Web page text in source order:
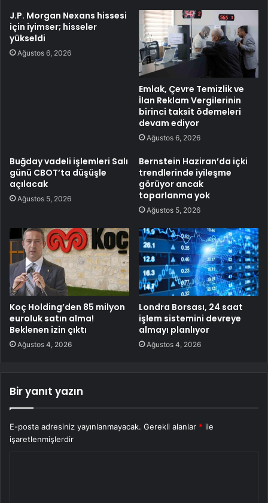
J.P. Morgan Nexans hissesi
için iyimser; hisseler
yükseldi
Ağustos 6, 2026
Emlak, Çevre Temizlik ve
İlan Reklam Vergilerinin
birinci taksit ödemeleri
devam ediyor
Ağustos 6, 2026
Buğday vadeli işlemleri Salı
günü CBOT’ta düşüşle
açılacak
Ağustos 5, 2026
Bernstein Haziran’da içki
trendlerinde iyileşme
görüyor ancak
toparlanma yok
Ağustos 5, 2026
Koç Holding’den 85 milyon
euroluk satın alma!
Beklenen izin çıktı
Ağustos 4, 2026
Londra Borsası, 24 saat
işlem sistemini devreye
almayı planlıyor
Ağustos 4, 2026
Bir yanıt yazın
E-posta adresiniz yayınlanmayacak. Gerekli alanlar * ile
işaretlenmişlerdir